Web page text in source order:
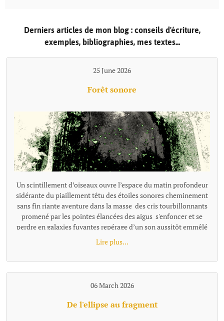
Derniers articles de mon blog : conseils d'écriture,
exemples, bibliographies, mes textes...
25 June 2026
Forêt sonore
Un scintillement d’oiseaux ouvre l’espace du matin profondeur
sidérante du piaillement têtu des étoiles sonores cheminement
sans fin riante aventure dans la masse des cris tourbillonnants
promené par les pointes élancées des aigus s'enfoncer et se
perdre en galaxies fuyantes repérage d’un son aussitôt emmêlé
dans la prolixité d’une énergie joyeuse s’enfoncer jusqu'au cou
dans un pétillement bouche bée, souriante se noyer, emporté
Lire plus...
06 March 2026
De l'ellipse au fragment